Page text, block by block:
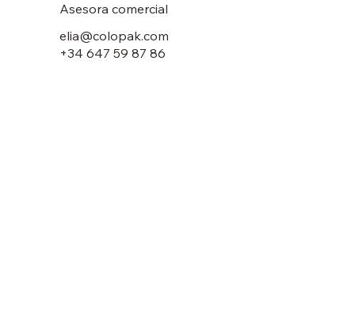
Asesora comercial
elia@colopak.com
+34 647 59 87 86